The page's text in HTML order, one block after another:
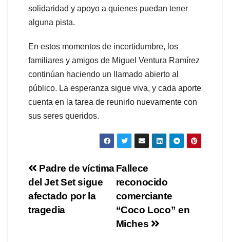
solidaridad y apoyo a quienes puedan tener
alguna pista.
En estos momentos de incertidumbre, los
familiares y amigos de Miguel Ventura Ramírez
continúan haciendo un llamado abierto al
público. La esperanza sigue viva, y cada aporte
cuenta en la tarea de reunirlo nuevamente con
sus seres queridos.
Navegación
de
entradas
Fallece
reconocido
comerciante
“Coco Loco” en
Miches
Padre de víctima
del Jet Set sigue
afectado por la
tragedia